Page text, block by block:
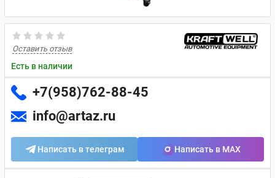
Оставить отзыв
Есть в наличии
+7(958)762-88-45
info@artaz.ru
Написать в телеграм Написать в MAX